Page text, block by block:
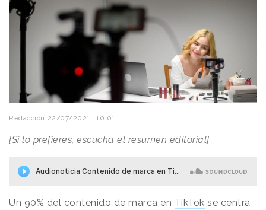
Redacción 22/07/2021 · 10:01
[Si lo prefieres, escucha el resumen editorial]
Un 90% del contenido de marca en TikTok se centra